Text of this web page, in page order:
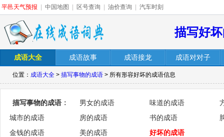
平邑天气预报 中国地图 区号查询 油价查询 汽车时刻
描写好
成语大全 成语故事 成语接龙 成语对对子
位置： 成语大全 > 描写事物的成语 > 所有形容好坏的成语信息
描写事物的成语 ： 男女的成语 味道的成语
城市的成语
房的成语 书的成语
金钱的成语
美的成语 好坏的成语